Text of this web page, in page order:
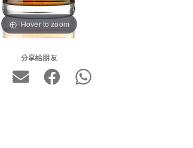
Hover to zoom
分享給朋友